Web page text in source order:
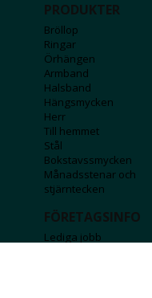
PRODUKTER
Bröllop
Ringar
Örhängen
Armband
Halsband
Hängsmycken
Herr
Till hemmet
Stål
Bokstavssmycken
Månadsstenar och
stjärntecken
FÖRETAGSINFO
Lediga jobb